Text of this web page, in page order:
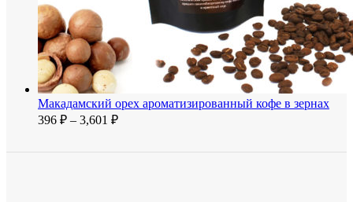
Макадамский орех ароматизированный кофе в зернах
396 ₽ – 3,601 ₽Диапазон